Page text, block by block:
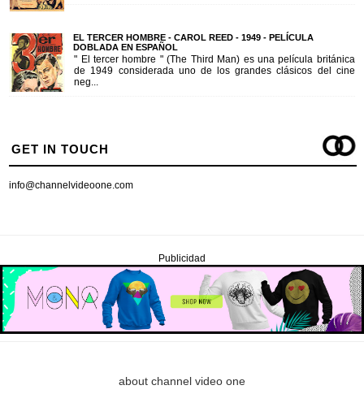
EL TERCER HOMBRE - CAROL REED - 1949 - PELÍCULA
DOBLADA EN ESPAÑOL
" El tercer hombre " (The Third Man) es una película británica
de 1949 considerada uno de los grandes clásicos del cine
neg...
GET IN TOUCH
info@channelvideoone.com
Publicidad
about channel video one